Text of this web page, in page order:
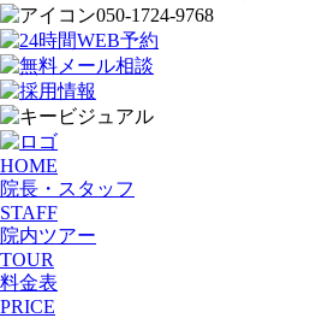
050-1724-9768
HOME
院長・スタッフ
STAFF
院内ツアー
TOUR
料金表
PRICE